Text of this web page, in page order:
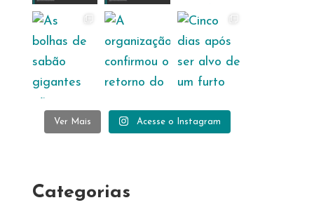
Ver Mais Acesse o Instagram
Categorias